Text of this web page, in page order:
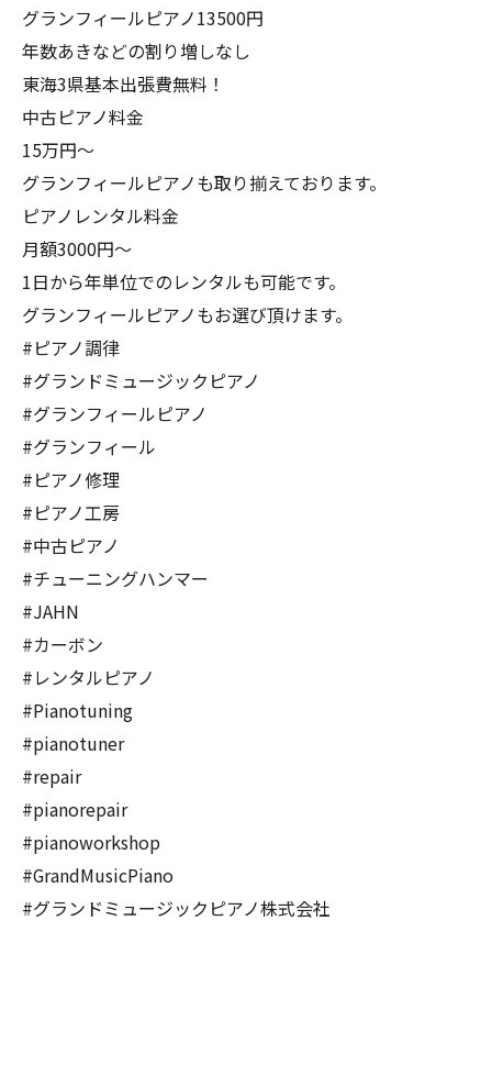
グランフィールピアノ13500円
年数あきなどの割り増しなし
東海3県基本出張費無料！
中古ピアノ料金
15万円〜
グランフィールピアノも取り揃えております。
ピアノレンタル料金
月額3000円〜
1日から年単位でのレンタルも可能です。
グランフィールピアノもお選び頂けます。
#ピアノ調律
#グランドミュージックピアノ
#グランフィールピアノ
#グランフィール
#ピアノ修理
#ピアノ工房
#中古ピアノ
#チューニングハンマー
#JAHN
#カーボン
#レンタルピアノ
#Pianotuning
#pianotuner
#repair
#pianorepair
#pianoworkshop
#GrandMusicPiano
#グランドミュージックピアノ株式会社